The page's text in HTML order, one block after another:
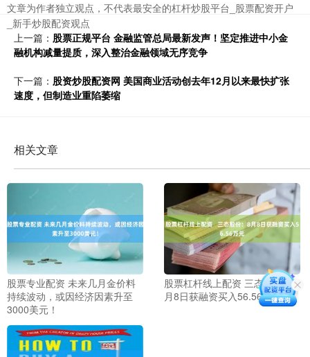
文章为作者独立观点，不代表最安全的杠杆炒股平台_股票配资开户
_新手炒股配资观点
上一篇： 股票正规平台 金融监管总局最新发声！坚定推进中小金
融机构减量提质，深入整治金融领域无序竞争
下一篇： 股资炒股配资网 美国商业活动创去年12月以来最快扩张
速度，但制造业重陷萎缩
相关文章
股票专业配资 未来几月金价料
持续波动，或因经济因素升至
3000美元！
股票杠杆线上配资 三态股份：8
月8日获融资买入56.56万元